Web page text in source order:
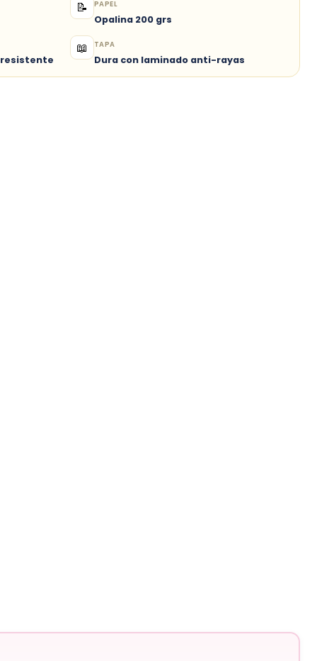
📝 PAPEL
Opalina 200 grs
resistente
📖 TAPA
Dura con laminado anti-rayas